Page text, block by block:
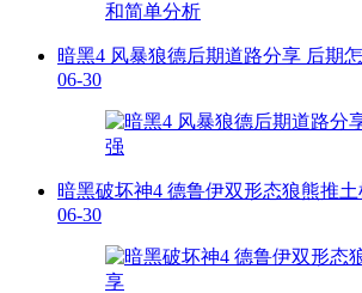
暗黑4 风暴狼德后期道路分享 后期
06-30
暗黑破坏神4 德鲁伊双形态狼熊推
06-30